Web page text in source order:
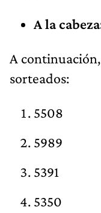
A la
A
sorteados:
5508
5989
5391
5350